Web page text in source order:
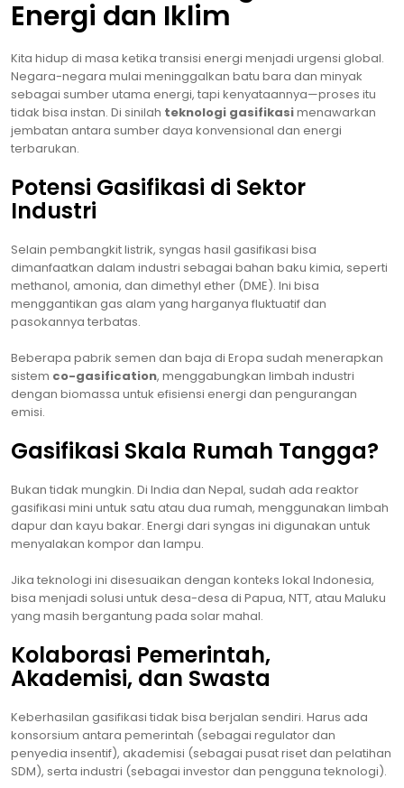
Energi dan Iklim
Kita hidup di masa ketika transisi energi menjadi urgensi global.
Negara-negara mulai meninggalkan batu bara dan minyak
sebagai sumber utama energi, tapi kenyataannya—proses itu
tidak bisa instan. Di sinilah teknologi gasifikasimenawarkan
jembatan antara sumber daya konvensional dan energi
terbarukan.
Potensi Gasifikasi di Sektor
Industri
Selain pembangkit listrik, syngas hasil gasifikasi bisa
dimanfaatkan dalam industri sebagai bahan baku kimia, seperti
methanol, amonia, dan dimethyl ether (DME). Ini bisa
menggantikan gas alam yang harganya fluktuatif dan
pasokannya terbatas.
Beberapa pabrik semen dan baja di Eropa sudah menerapkan
sistem co-gasification, menggabungkan limbah industri
dengan biomassa untuk efisiensi energi dan pengurangan
emisi.
Gasifikasi Skala Rumah Tangga?
Bukan tidak mungkin. Di India dan Nepal, sudah ada reaktor
gasifikasi mini untuk satu atau dua rumah, menggunakan limbah
dapur dan kayu bakar. Energi dari syngas ini digunakan untuk
menyalakan kompor dan lampu.
Jika teknologi ini disesuaikan dengan konteks lokal Indonesia,
bisa menjadi solusi untuk desa-desa di Papua, NTT, atau Maluku
yang masih bergantung pada solar mahal.
Kolaborasi Pemerintah,
Akademisi, dan Swasta
Keberhasilan gasifikasi tidak bisa berjalan sendiri. Harus ada
konsorsium antara pemerintah (sebagai regulator dan
penyedia insentif), akademisi (sebagai pusat riset dan pelatihan
SDM), serta industri (sebagai investor dan pengguna teknologi).